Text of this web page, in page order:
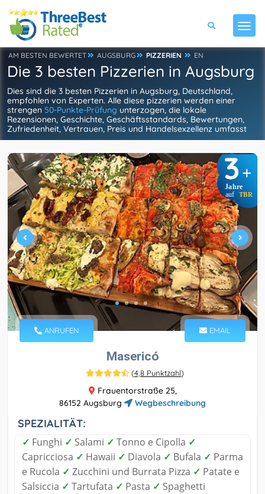
AM BESTEN BEWERTET AUGSBURG PIZZERIEN EN
Die 3 besten Pizzerien in Augsburg
Dies sind die 3 besten Pizzerien in Augsburg, Deutschland,
empfohlen von Experten. Alle diese pizzerien werden einer
strengen 50-Punkte-Prüfung unterzogen, die lokale
Rezensionen, Geschichte, Geschäftsstandards, Bewertungen,
Zufriedenheit, Vertrauen, Preis und Handelsexzellenz umfasst
3+
Jahre
auf TBR
ANRUFEN EMAIL
Masericó
(4,8 Punktzahl)
Frauentorstraße 25,
86152 Augsburg
Wegbeschreibung
SPEZIALITÄT:
✓ Funghi ✓ Salami ✓ Tonno e Cipolla ✓
Capricciosa ✓ Hawaii ✓ Diavola ✓ Bufala ✓ Parma
e Rucola ✓ Zucchini und Burrata Pizza ✓ Patate e
Salsiccia ✓ Tartufata ✓ Pasta ✓ Spaghetti